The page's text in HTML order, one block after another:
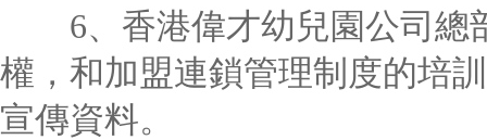
6、香港偉才幼兒園公司總
權，和加盟連鎖管理制度的培
宣傳資料。